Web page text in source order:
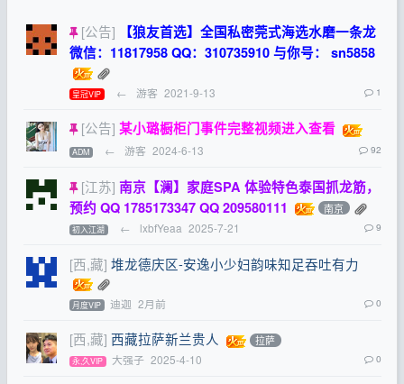
[公告]
【狼友首选】全国私密莞式海选水磨一条龙
微信：11817958 QQ：310735910 与你号： sn5858
皇冠VIP ← 游客 2021-9-13 1
[公告] 某小璐橱柜门事件完整视频进入查看
ADM ← 游客 2024-6-13 92
[江苏] 南京【澜】家庭SPA 体验特色泰国抓龙筋，
预约 QQ 1785173347 QQ 209580111
南京
初入江湖 ← lxbfYeaa 2025-7-21 9
[西,藏] 堆龙德庆区-安逸小少妇韵味知足吞吐有力
月度VIP 迪迦 2月前 0
[西,藏] 西藏拉萨新兰贵人 拉萨
永,久VIP 大强子 2025-4-10 0